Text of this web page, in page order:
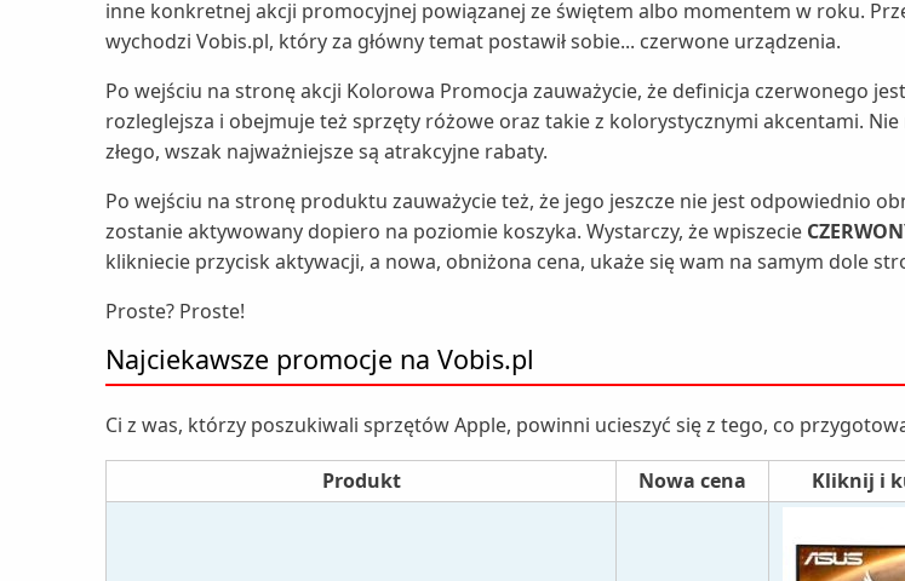
inne konkretnej akcji promocyjnej powiązanej ze świętem albo momentem w roku.
wychodzi Vobis.pl, który za główny temat postawił sobie... czerwone urządzenia.
Po wejściu na stronę akcji Kolorowa Promocja zauważycie, że definicja czerwonego
rozleglejsza i obejmuje też sprzęty różowe oraz takie z kolorystycznymi akcentami. Nie
złego, wszak najważniejsze są atrakcyjne rabaty.
Po wejściu na stronę produktu zauważycie też, że jego jeszcze nie jest odpowiednio
zostanie aktywowany dopiero na poziomie koszyka. Wystarczy, że wpiszecie
klikniecie przycisk aktywacji, a nowa, obniżona cena, ukaże się wam na samym dole
Proste? Proste!
Najciekawsze promocje na Vobis.pl
Ci z was, którzy poszukiwali sprzętów Apple, powinni ucieszyć się z tego, co
Produkt Nowa cena Kliknij i